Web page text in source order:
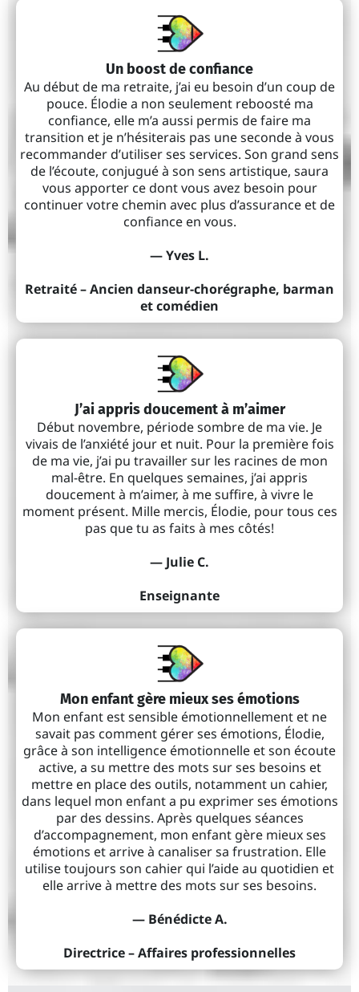
Un boost de confiance
Au début de ma retraite, j’ai eu besoin d’un coup de
pouce. Élodie a non seulement reboosté ma
confiance, elle m’a aussi permis de faire ma
transition et je n’hésiterais pas une seconde à vous
recommander d’utiliser ses services. Son grand sens
de l’écoute, conjugué à son sens artistique, saura
vous apporter ce dont vous avez besoin pour
continuer votre chemin avec plus d’assurance et de
confiance en vous.
— Yves L.
Retraité – Ancien danseur-chorégraphe, barman
et comédien
J’ai appris doucement à m’aimer
Début novembre, période sombre de ma vie. Je
vivais de l’anxiété jour et nuit. Pour la première fois
de ma vie, j’ai pu travailler sur les racines de mon
mal-être. En quelques semaines, j’ai appris
doucement à m’aimer, à me suffire, à vivre le
moment présent. Mille mercis, Élodie, pour tous ces
pas que tu as faits à mes côtés!
— Julie C.
Enseignante
Mon enfant gère mieux ses émotions
Mon enfant est sensible émotionnellement et ne
savait pas comment gérer ses émotions, Élodie,
grâce à son intelligence émotionnelle et son écoute
active, a su mettre des mots sur ses besoins et
mettre en place des outils, notamment un cahier,
dans lequel mon enfant a pu exprimer ses émotions
par des dessins. Après quelques séances
d’accompagnement, mon enfant gère mieux ses
émotions et arrive à canaliser sa frustration. Elle
utilise toujours son cahier qui l’aide au quotidien et
elle arrive à mettre des mots sur ses besoins.
— Bénédicte A.
Directrice – Affaires professionnelles